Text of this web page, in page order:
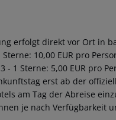
erfolgt direkt vor Ort in
10,00 EUR pro
- 1 Sterne: 5,00 EUR pro
erst ab der
am Tag der Abreise
je nach Verfügbarkeit